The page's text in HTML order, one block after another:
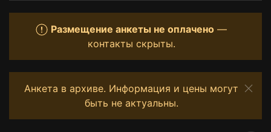
Размещение анкеты не оплачено —
контакты скрыты.
Анкета в архиве. Информация и цены могут
быть не актуальны.